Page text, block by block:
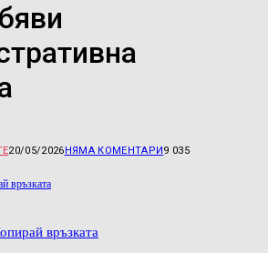
20/05/2026НЯМА КОМЕНТАРИ9 035
връзката
връзката